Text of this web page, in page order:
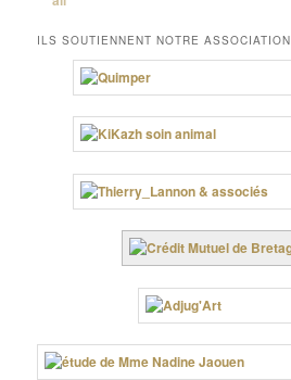
ILS SOUTIENNENT NOTRE ASSOCIATION